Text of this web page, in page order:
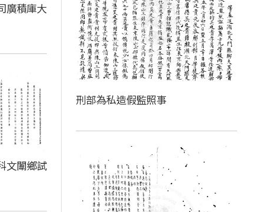
廣積庫大
刑部為私造假監照事
文闈鄉試